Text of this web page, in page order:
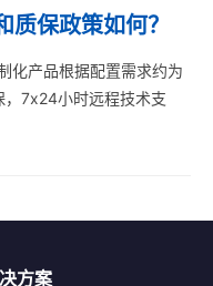
保政策如何？
化产品根据配置需求约为
7x24小时远程技术支
方案